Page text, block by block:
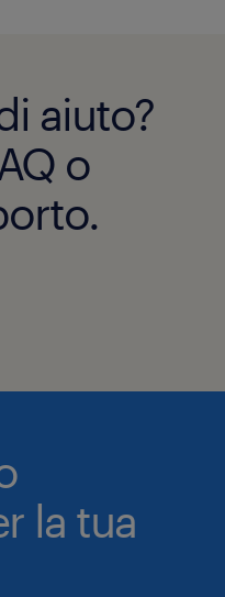
aiuto?
o
la tua